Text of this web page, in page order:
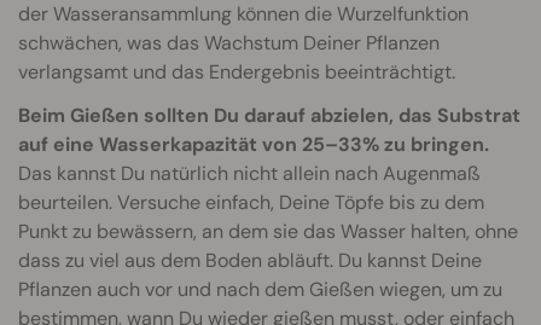
der Wasseransammlung können die Wurzelfunktion
schwächen, was das Wachstum Deiner Pflanzen
verlangsamt und das Endergebnis beeinträchtigt.
Beim Gießen sollten Du darauf abzielen, das Substrat
auf eine Wasserkapazität von 25–33% zu bringen.
Das kannst Du natürlich nicht allein nach Augenmaß
beurteilen. Versuche einfach, Deine Töpfe bis zu dem
Punkt zu bewässern, an dem sie das Wasser halten, ohne
dass zu viel aus dem Boden abläuft. Du kannst Deine
Pflanzen auch vor und nach dem Gießen wiegen, um zu
bestimmen, wann Du wieder gießen musst, oder einfach